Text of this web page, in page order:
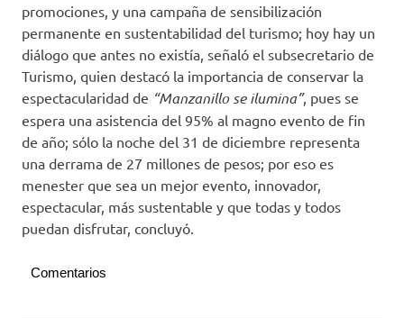
promociones, y una campaña de sensibilización
permanente en sustentabilidad del turismo; hoy hay un
diálogo que antes no existía, señaló el subsecretario de
Turismo, quien destacó la importancia de conservar la
espectacularidad de “Manzanillo se ilumina”, pues se
espera una asistencia del 95% al magno evento de fin
de año; sólo la noche del 31 de diciembre representa
una derrama de 27 millones de pesos; por eso es
menester que sea un mejor evento, innovador,
espectacular, más sustentable y que todas y todos
puedan disfrutar, concluyó.
Comentarios